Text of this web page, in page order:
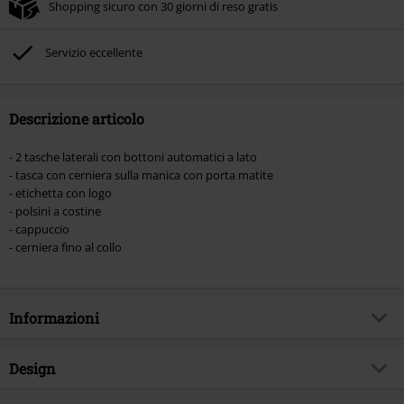
Non cumulabile con altre offerte Codici promozionali. Sono esclusi dalla
Rammstein, (Till) Lindemann, Böhse Onkelz, Broilers, Die Ärzte, Die Toten
Hosen, Metality, Funko Pop!, i Buoni Regalo e gli articoli che includono una
Shopping sicuro con 30 giorni di reso gratis
Servizio eccellente
Descrizione articolo
- 2 tasche laterali con bottoni automatici a lato
- tasca con cerniera sulla manica con porta matite
- etichetta con logo
- polsini a costine
- cappuccio
- cerniera fino al collo
Informazioni
Codice articolo
Design